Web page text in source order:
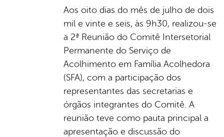
Aos oito dias do mês de julho de dois
mil e vinte e seis, às 9h30, realizou-se
a 2ª Reunião do Comitê Intersetorial
Permanente do Serviço de
Acolhimento em Família Acolhedora
(SFA), com a participação dos
representantes das secretarias e
órgãos integrantes do Comitê. A
reunião teve como pauta principal a
apresentação e discussão do